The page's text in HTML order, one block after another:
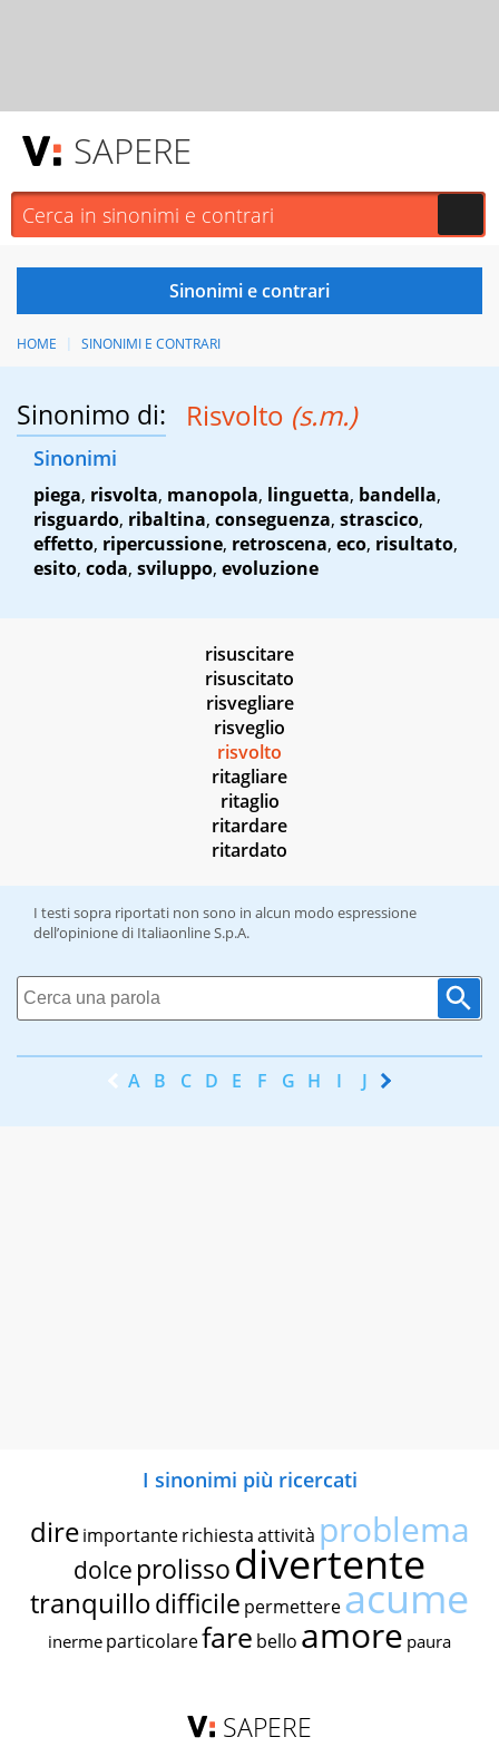
SAPERE
HOME SINONIMI E CONTRARI
Sinonimo di: Risvolto (s.m.)
Sinonimi
piega, risvolta, manopola, linguetta, bandella,
risguardo, ribaltina, conseguenza, strascico,
effetto, ripercussione, retroscena, eco, risultato,
esito, coda, sviluppo, evoluzione
risuscitare
risuscitato
risvegliare
risveglio
risvolto
ritagliare
ritaglio
ritardare
ritardato
I testi sopra riportati non sono in alcun modo espressione
dell’opinione di Italiaonline S.p.A.
A B C D E F G H I J K
I sinonimi più ricercati
dire importante richiestaattività problema
dolce prolissodivertente
tranquillodifficile permettereacume
inerme particolarefare bello amore paura
SAPERE